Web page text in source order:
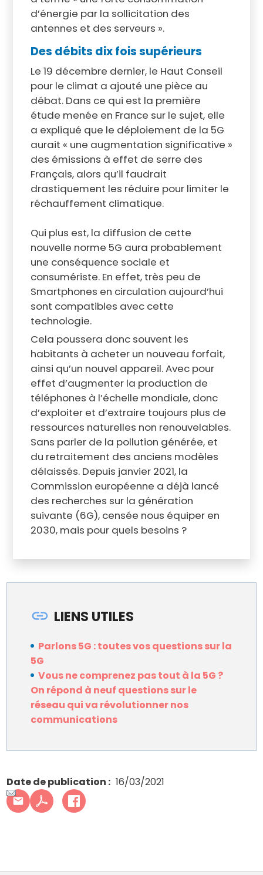
d’énergie par la sollicitation des
antennes et des serveurs ».
Des débits dix fois supérieurs
Le 19 décembre dernier, le Haut Conseil
pour le climat a ajouté une pièce au
débat. Dans ce qui est la première
étude menée en France sur le sujet, elle
a expliqué que le déploiement de la 5G
aurait « une augmentation significative »
des émissions à effet de serre des
Français, alors qu’il faudrait
drastiquement les réduire pour limiter le
réchauffement climatique.
Qui plus est, la diffusion de cette
nouvelle norme 5G aura probablement
une conséquence sociale et
consumériste. En effet, très peu de
Smartphones en circulation aujourd’hui
sont compatibles avec cette
technologie.
Cela poussera donc souvent les
habitants à acheter un nouveau forfait,
ainsi qu’un nouvel appareil. Avec pour
effet d’augmenter la production de
téléphones à l’échelle mondiale, donc
d’exploiter et d’extraire toujours plus de
ressources naturelles non renouvelables.
Sans parler de la pollution générée, et
du retraitement des anciens modèles
délaissés. Depuis janvier 2021, la
Commission européenne a déjà lancé
des recherches sur la génération
suivante (6G), censée nous équiper en
2030, mais pour quels besoins ?
LIENS UTILES
Parlons 5G : toutes vos questions sur la
5G
Vous ne comprenez pas tout à la 5G ?
On répond à neuf questions sur le
réseau qui va révolutionner nos
communications
Date de publication 16/03/2021